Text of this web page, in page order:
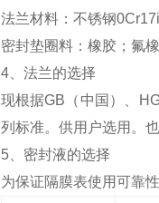
法兰材料：不锈钢
密封垫圈料：橡胶；氟
4、法兰的选择
现根据GB（中国）、
列标准。供用户选用。
5、密封液的选择
为保证隔膜表使用可靠